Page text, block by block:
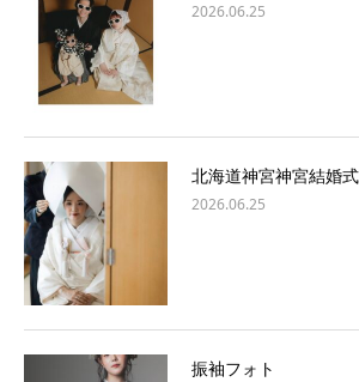
2026.06.25
北海道神宮神宮結婚式
2026.06.25
振袖フォト